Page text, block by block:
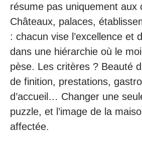
résume pas uniquement aux
Châteaux, palaces,
: chacun vise l’excellence et
dans une hiérarchie où le
pèse. Les critères ? Beauté
de finition, prestations,
d’accueil… Changer une
puzzle, et l’image de la
affectée.